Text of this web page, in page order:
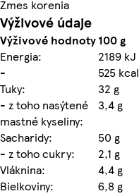
Zmes korenia
Výživové údaje
Výživové hodnoty100 g
Energia:
2189 kJ
-
525 kcal
Tuky:
32 g
- z toho nasýtené
mastné kyseliny:
3,4 g
Sacharidy:
50 g
- z toho cukry:
2,1 g
Vláknina:
4,4 g
Bielkoviny:
6,8 g